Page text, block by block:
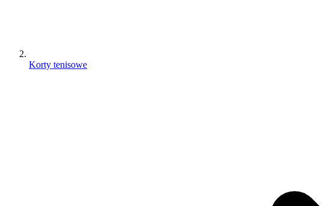
Korty tenisowe